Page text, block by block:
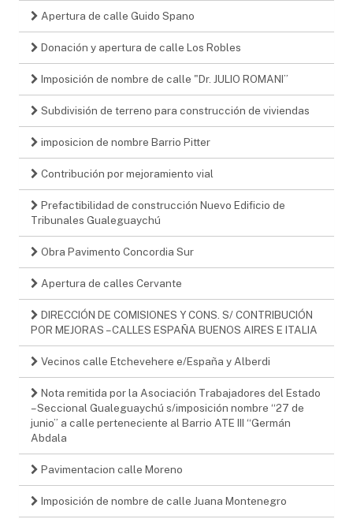
Apertura de calle Guido Spano
Donación y apertura de calle Los Robles
Imposición de nombre de calle "Dr. JULIO ROMANI”
Subdivisión de terreno para construcción de viviendas
imposicion de nombre Barrio Pitter
Contribución por mejoramiento vial
Prefactibilidad de construcción Nuevo Edificio de
Tribunales Gualeguaychú
Obra Pavimento Concordia Sur
Apertura de calles Cervante
DIRECCIÓN DE COMISIONES Y CONS. S/ CONTRIBUCIÓN
POR MEJORAS – CALLES ESPAÑA BUENOS AIRES E ITALIA
Vecinos calle Etchevehere e/España y Alberdi
Nota remitida por la Asociación Trabajadores del Estado
– Seccional Gualeguaychú s/imposición nombre “27 de
junio” a calle perteneciente al Barrio ATE III “Germán
Abdala
Pavimentacion calle Moreno
Imposición de nombre de calle Juana Montenegro